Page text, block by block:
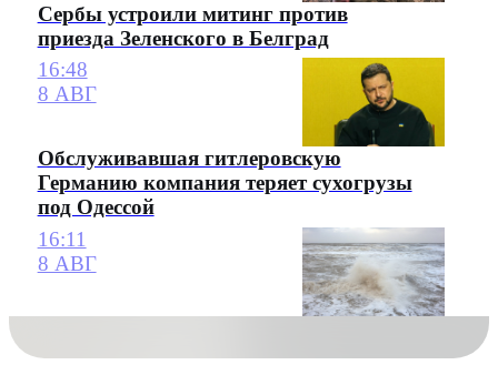
Сербы устроили митинг против
приезда Зеленского в Белград
16:48
8 АВГ
Обслуживавшая гитлеровскую
Германию компания теряет сухогрузы
под Одессой
16:11
8 АВГ